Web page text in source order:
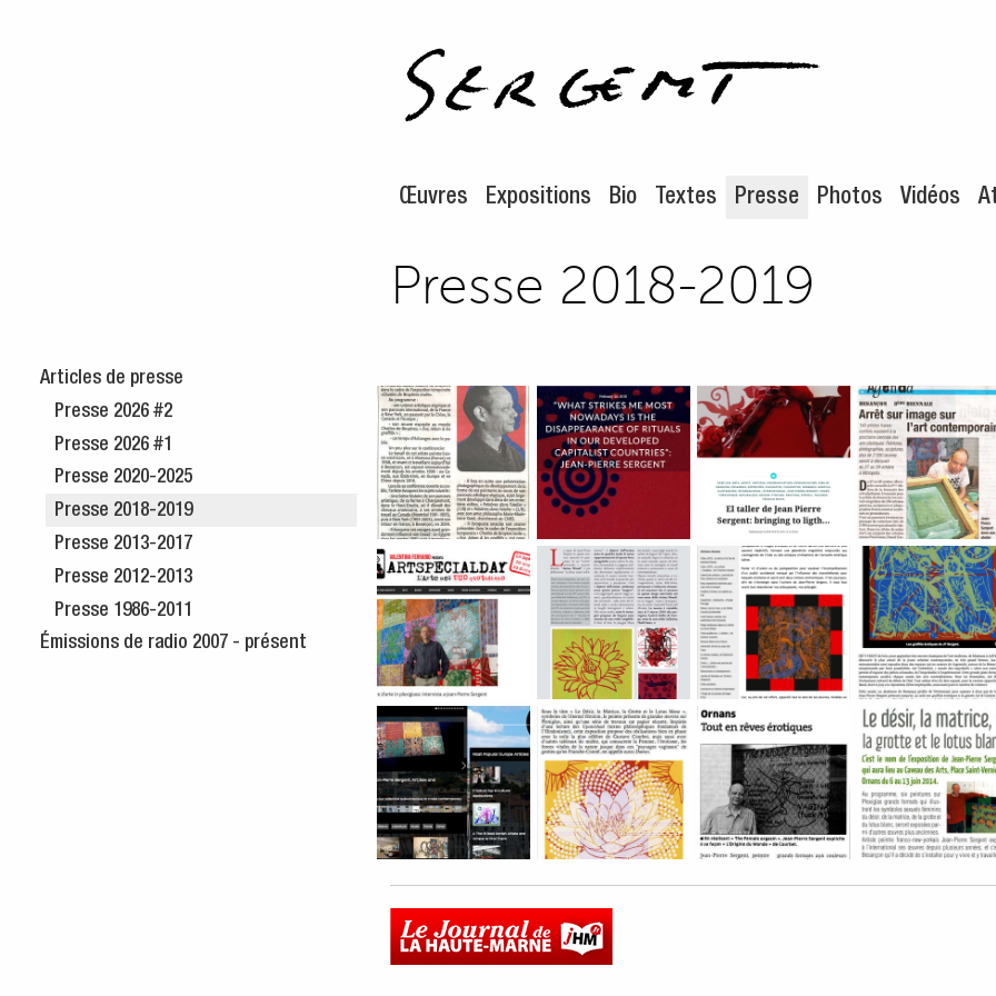
Œuvres Expositions Bio Textes Presse Photos Vidéos
Articles de presse
Presse 2026 #2
Presse 2026 #1
Presse 2020-2025
Presse 2018-2019
Presse 2013-2017
Presse 2012-2013
Presse 1986-2011
Émissions de radio 2007 - présent
Presse 2018-2019
Article pour la confÃ©rence de Jean-Pierre Sergent au musÃ©e Charles de
Press articles of the artist Jean-Pierre Sergent for the
ARTICLE BY MELINA PITERBARG
Jean-Pierre
Opere dÃ¢â¬â¢arte in plexiglass: intervista a Jean-Pierre Sergent by
Jean-Pierre Sergent Ã¢â¬ÅAnima MundiÃ¢â¬Â:
ARTICLE DE THIERRY SAVATIER >
Jean-Pierre